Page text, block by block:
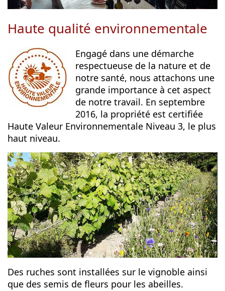
Haute qualité environnementale
Engagé dans une démarche
respectueuse de la nature et de
notre santé, nous attachons une
grande importance à cet aspect
de notre travail. En septembre
2016, la propriété est certifiée
Haute Valeur Environnementale Niveau 3, le plus
haut niveau.
Des ruches sont installées sur le vignoble ainsi
que des semis de fleurs pour les abeilles.